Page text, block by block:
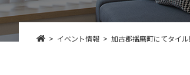
イベント情報 加古郡播磨町にてタイ